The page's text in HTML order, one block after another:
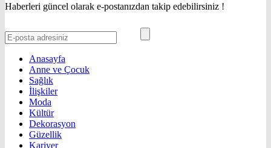
Haberleri güncel olarak e-postanızdan takip edebilirsiniz !
Anasayfa
Anne ve Çocuk
Sağlık
İlişkiler
Moda
Kültür
Dekorasyon
Güzellik
Kariyer